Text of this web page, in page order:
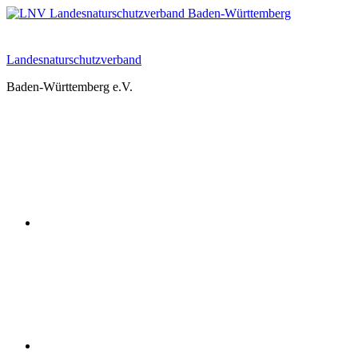
Zum
Landesnaturschutzverband
Baden-Württemberg e.V.